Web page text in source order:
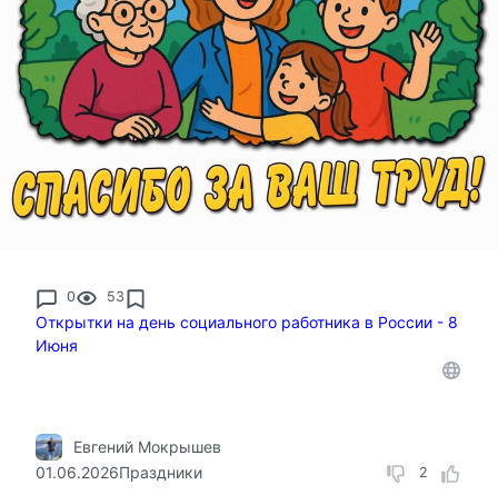
0 53
Открытки на день социального работника в России - 8
Июня
2
Евгений Мокрышев
01.06.2026Праздники